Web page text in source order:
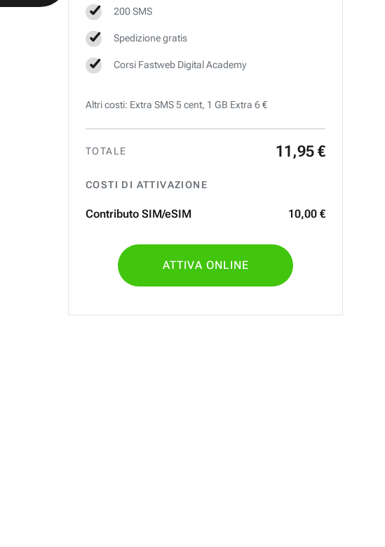
200 SMS
Spedizione gratis
Corsi Fastweb Digital Academy
Altri costi: Extra SMS 5 cent, 1 GB Extra 6 €
TOTALE 11 ,95 €
COSTI DI ATTIVAZIONE
Contributo SIM/eSIM 10,00 €
ATTIVA ONLINE